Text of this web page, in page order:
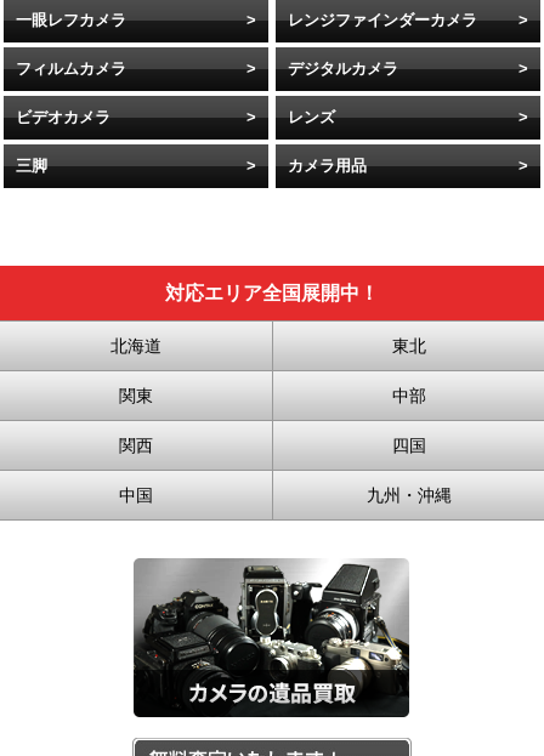
一眼レフカメラ レンジファインダーカメラ
フィルムカメラ デジタルカメラ
ビデオカメラ レンズ
三脚 カメラ用品
対応エリア全国展開中！
北海道 東北
関東 中部
関西 四国
中国 九州・沖縄